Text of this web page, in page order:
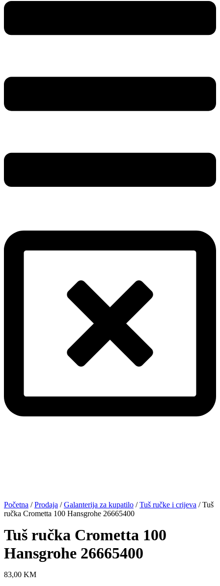
Početna /Prodaja /Galanterija za kupatilo /Tuš ručke i crijeva / Tuš
ručka Crometta 100 Hansgrohe 26665400
Tuš ručka Crometta 100
Hansgrohe 26665400
83,00 KM